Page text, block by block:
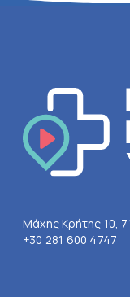
Μάχης Κρήτης 10,
+30 281 600 4747